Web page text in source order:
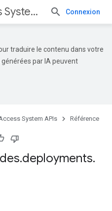
Spectrum Access System APIs Connexion
traduire le contenu dans votre
par IA peuvent
System APIs Référence
.deployments.